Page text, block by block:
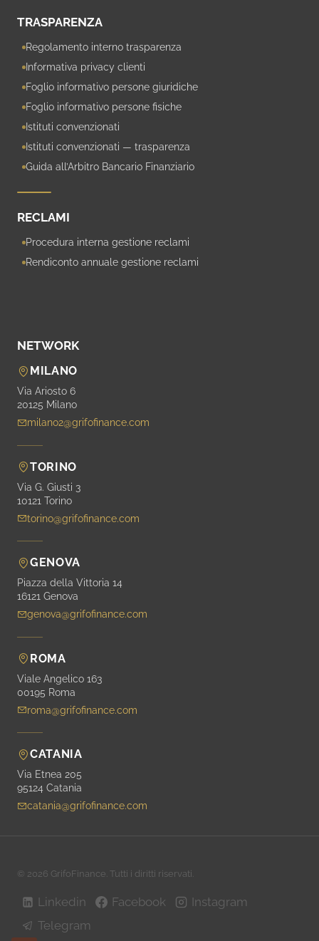
TRASPARENZA
Regolamento interno trasparenza
Informativa privacy clienti
Foglio informativo persone giuridiche
Foglio informativo persone fisiche
Istituti convenzionati
Istituti convenzionati — trasparenza
Guida all’Arbitro Bancario Finanziario
RECLAMI
Procedura interna gestione reclami
Rendiconto annuale gestione reclami
NETWORK
MILANO
Via Ariosto 6
20125 Milano
milano2@grifofinance.com
TORINO
Via G. Giusti 3
10121 Torino
torino@grifofinance.com
GENOVA
Piazza della Vittoria 14
16121 Genova
genova@grifofinance.com
ROMA
Viale Angelico 163
00195 Roma
roma@grifofinance.com
CATANIA
Via Etnea 205
95124 Catania
catania@grifofinance.com
© 2026 GrifoFinance. Tutti i diritti riservati.
Linkedin Facebook
Instagram
Telegram